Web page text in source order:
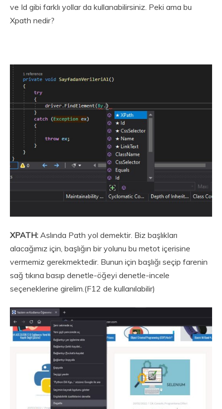
ve Id gibi farklı yollar da kullanabilirsiniz. Peki ama bu
Xpath nedir?
XPATH: Aslında Path yol demektir. Biz başlıkları
alacağımız için, başlığın bir yolunu bu metot içerisine
vermemiz gerekmektedir. Bunun için başlığı seçip farenin
sağ tıkına basıp denetle-öğeyi denetle-incele
seçeneklerine girelim.(F12 de kullanılabilir)